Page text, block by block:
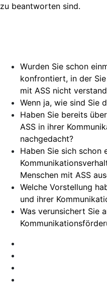
zu beantworten sind.
Wurden Sie schon
konfrontiert, in der
mit ASS nicht
Wenn ja, wie sind Sie
Haben Sie bereits
ASS in ihrer
nachgedacht?
Haben Sie sich schon
Menschen mit ASS
Welche Vorstellung
und ihrer
Was verunsichert Sie